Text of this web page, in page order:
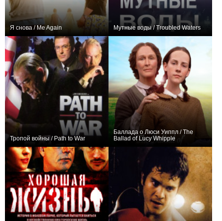
Я снова / Me Again Мутные воды / Troubled Waters
Тропой войны / Path to War
Баллада о Люси Уиппл / The
Ballad of Lucy Whipple